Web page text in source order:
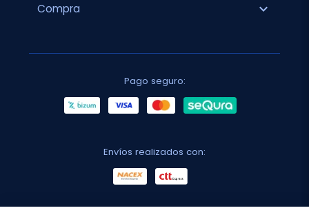
Compra expand_more
Pago seguro:
Envíos realizados con: